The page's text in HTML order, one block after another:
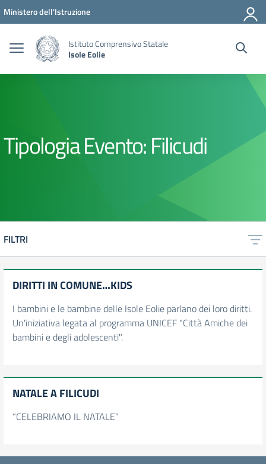
Vai ai contenuti
Vai al menu di navigazione
Vai al footer
Ministero dell'Istruzione
Istituto Comprensivo Statale
Isole Eolie
Tipologia Evento:Filicudi
FILTRI
DIRITTI IN COMUNE…KIDS
I bambini e le bambine delle Isole Eolie parlano dei loro diritti.
Un'iniziativa legata al programma UNICEF "Città Amiche dei
bambini e degli adolescenti".
NATALE A FILICUDI
“CELEBRIAMO IL NATALE”